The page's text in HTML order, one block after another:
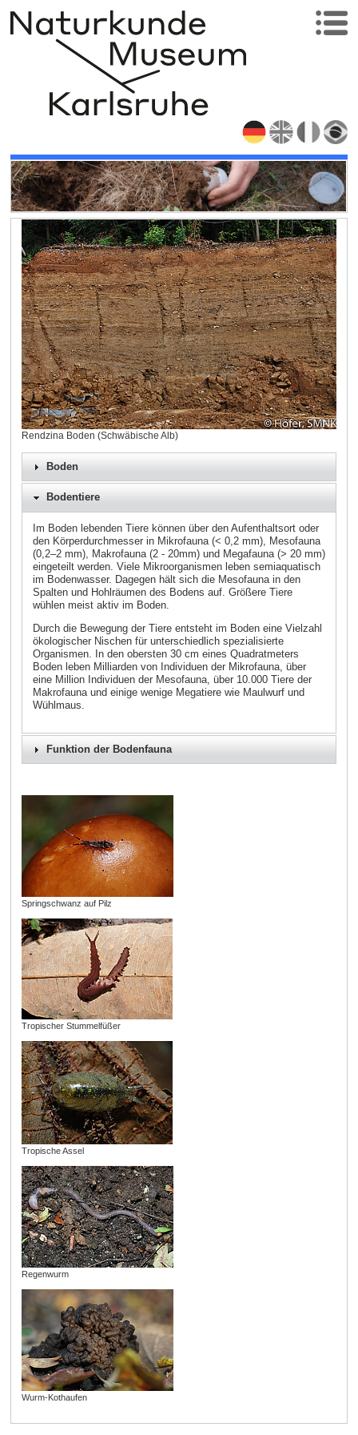
Rendzina Boden (Schwäbische Alb)
Boden
Bodentiere
Im Boden lebenden Tiere können über den Aufenthaltsort oder
den Körperdurchmesser in Mikrofauna (< 0,2 mm), Mesofauna
(0,2–2 mm), Makrofauna (2 - 20mm) und Megafauna (> 20 mm)
eingeteilt werden. Viele Mikroorganismen leben semiaquatisch
im Bodenwasser. Dagegen hält sich die Mesofauna in den
Spalten und Hohlräumen des Bodens auf. Größere Tiere
wühlen meist aktiv im Boden.
Durch die Bewegung der Tiere entsteht im Boden eine Vielzahl
ökologischer Nischen für unterschiedlich spezialisierte
Organismen. In den obersten 30 cm eines Quadratmeters
Boden leben Milliarden von Individuen der Mikrofauna, über
eine Million Individuen der Mesofauna, über 10.000 Tiere der
Makrofauna und einige wenige Megatiere wie Maulwurf und
Wühlmaus.
Funktion der Bodenfauna
Springschwanz auf Pilz
Tropischer Stummelfüßer
Tropische Assel
Regenwurm
Wurm-Kothaufen